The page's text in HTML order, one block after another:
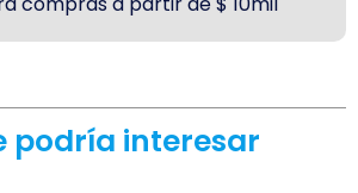
podría interesar